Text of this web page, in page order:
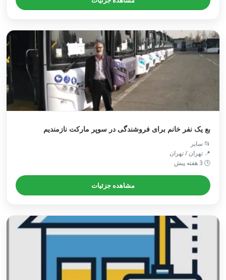
بع یک نفر خانم برای فروشندگی در سوپر مارکت نازمندیم
📂 سایر
📍 تهران / تهران
🕒 3 هفته پیش
مشاهده جزئیات